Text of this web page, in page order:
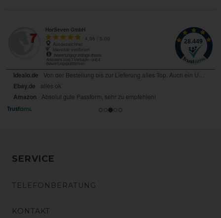
SERVICE
TELEFONBERATUNG
KONTAKT